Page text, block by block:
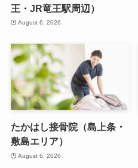
王・JR竜王駅周辺）
August 6, 2026
たかはし接骨院（島上条・
敷島エリア）
August 6, 2026